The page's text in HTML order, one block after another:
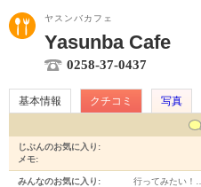
ヤスンバカフェ
Yasunba Cafe
0258-37-0437
基本情報 クチコミ 写真
じぶんのお気に入り:
メモ:
みんなのお気に入り: 行ってみたい！…